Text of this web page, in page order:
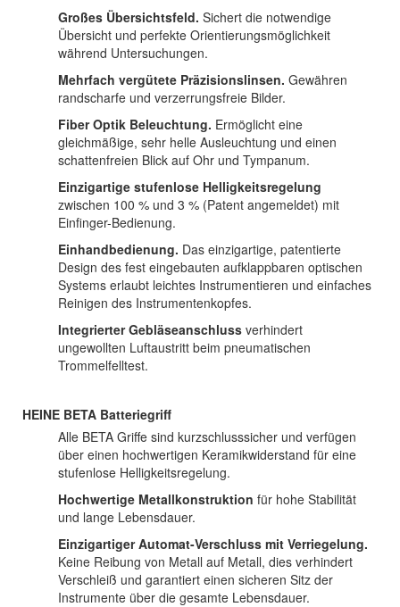
Großes Übersichtsfeld. Sichert die notwendige
Übersicht und perfekte Orientierungsmöglichkeit
während Untersuchungen.
Mehrfach vergütete Präzisionslinsen. Gewähren
randscharfe und verzerrungsfreie Bilder.
Fiber Optik Beleuchtung. Ermöglicht eine
gleichmäßige, sehr helle Ausleuchtung und einen
schattenfreien Blick auf Ohr und Tympanum.
Einzigartige stufenlose Helligkeitsregelung
zwischen 100 % und 3 % (Patent angemeldet) mit
Einfinger-Bedienung.
Einhandbedienung. Das einzigartige, patentierte
Design des fest eingebauten aufklappbaren optischen
Systems erlaubt leichtes Instrumentieren und einfaches
Reinigen des Instrumentenkopfes.
Integrierter Gebläseanschluss verhindert
ungewollten Luftaustritt beim pneumatischen
Trommelfelltest.
HEINE BETA Batteriegriff
Alle BETA Griffe sind kurzschlusssicher und verfügen
über einen hochwertigen Keramikwiderstand für eine
stufenlose Helligkeitsregelung.
Hochwertige Metallkonstruktion für hohe Stabilität
und lange Lebensdauer.
Einzigartiger Automat-Verschluss mit Verriegelung.
Keine Reibung von Metall auf Metall, dies verhindert
Verschleiß und garantiert einen sicheren Sitz der
Instrumente über die gesamte Lebensdauer.